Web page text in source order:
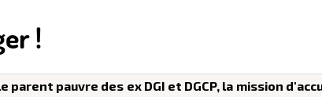
!
pauvre des ex DGI et DGCP, la mission